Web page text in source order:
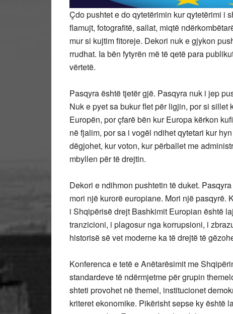
Çdo pushtet e do qytetërimin kur qytetërimi i
flamujt, fotografitë, sallat, miqtë
mur si kujtim fitoreje. Dekori nuk e gjykon
rrudhat. Ia bën fytyrën më të qetë para
vërtetë.
Pasqyra është tjetër gjë. Pasqyra nuk i jep
Nuk e pyet sa bukur flet për ligjin, por si
Europën, por çfarë bën kur Europa kërkon
në fjalim, por sa i vogël ndihet qytetari kur
dëgjohet, kur voton, kur përballet me
mbyllen për të drejtin.
Dekori e ndihmon pushtetin të duket.
mori një kurorë europiane. Mori një pasqyrë.
i Shqipërisë drejt Bashkimit Europian është
tranzicioni, i plagosur nga korrupsioni, i
historisë së vet moderne ka të drejtë të
Konferenca e tetë e Anëtarësimit me
standardeve të ndërmjetme për grupin
shteti provohet në themel, institucionet
kriteret ekonomike. Pikërisht sepse ky është